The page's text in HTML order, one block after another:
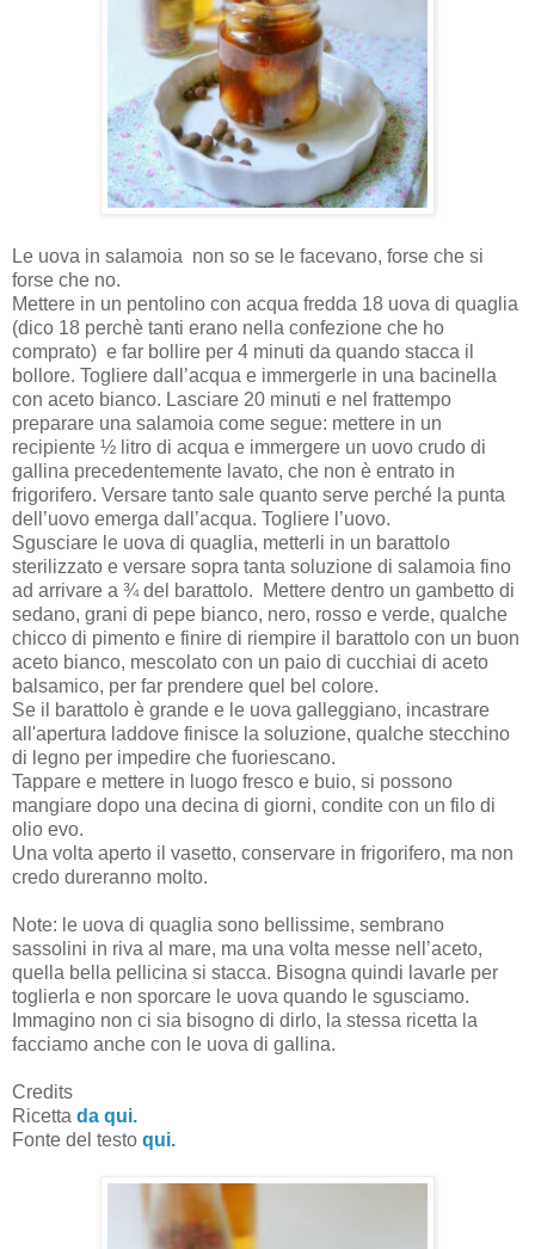
Le uova in salamoia non so se le facevano, forse che si
forse che no.
Mettere in un pentolino con acqua fredda 18 uova di quaglia
(dico 18 perchè tanti erano nella confezione che ho
comprato) e far bollire per 4 minuti da quando stacca il
bollore. Togliere dall’acqua e immergerle in una bacinella
con aceto bianco. Lasciare 20 minuti e nel frattempo
preparare una salamoia come segue: mettere in un
recipiente ½ litro di acqua e immergere un uovo crudo di
gallina precedentemente lavato, che non è entrato in
frigorifero. Versare tanto sale quanto serve perché la punta
dell’uovo emerga dall’acqua. Togliere l’uovo.
Sgusciare le uova di quaglia, metterli in un barattolo
sterilizzato e versare sopra tanta soluzione di salamoia fino
ad arrivare a ¾ del barattolo. Mettere dentro un gambetto di
sedano, grani di pepe bianco, nero, rosso e verde, qualche
chicco di pimento e finire di riempire il barattolo con un buon
aceto bianco, mescolato con un paio di cucchiai di aceto
balsamico, per far prendere quel bel colore.
Se il barattolo è grande e le uova galleggiano, incastrare
all'apertura laddove finisce la soluzione, qualche stecchino
di legno per impedire che fuoriescano.
Tappare e mettere in luogo fresco e buio, si possono
mangiare dopo una decina di giorni, condite con un filo di
olio evo.
Una volta aperto il vasetto, conservare in frigorifero, ma non
credo dureranno molto.
Note: le uova di quaglia sono bellissime, sembrano
sassolini in riva al mare, ma una volta messe nell’aceto,
quella bella pellicina si stacca. Bisogna quindi lavarle per
toglierla e non sporcare le uova quando le sgusciamo.
Immagino non ci sia bisogno di dirlo, la stessa ricetta la
facciamo anche con le uova di gallina.
Credits
Ricetta da qui.
Fonte del testo qui.